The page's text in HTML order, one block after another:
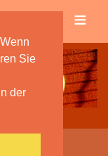
Sie
der
≡